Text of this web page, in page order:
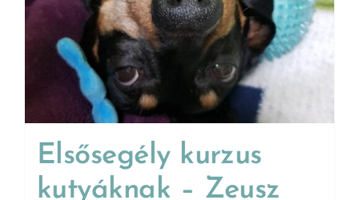
Elsősegély kurzus
kutyáknak – Zeusz